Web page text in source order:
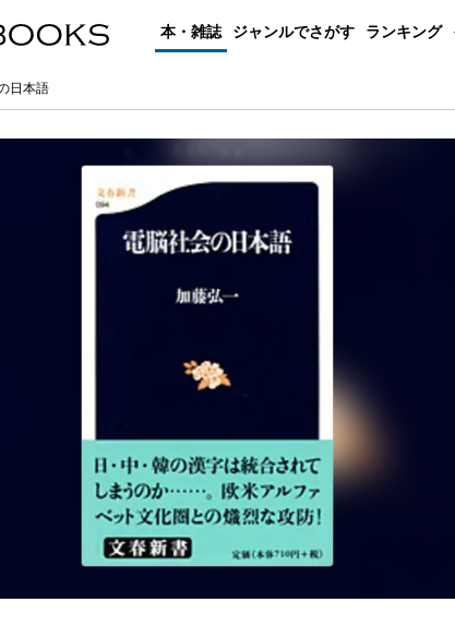
本・雑誌 ジャンルでさがす ランキング
日本語